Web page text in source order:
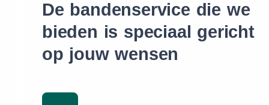
De bandenservice die we
bieden is speciaal gericht
op jouw wensen